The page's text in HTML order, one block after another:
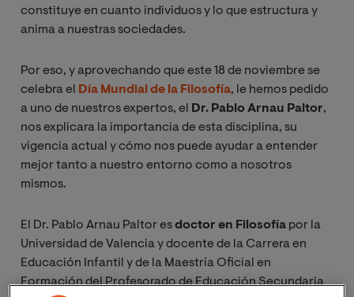
constituye en cuanto individuos y lo que estructura y
anima a nuestras sociedades.
Por eso, y aprovechando que este 18 de noviembre se
celebra el
Día Mundial de la Filosofía, le hemos pedido
a uno de nuestros expertos, el
Dr. Pablo Arnau Paltor,
nos explicara la importancia de esta disciplina, su
vigencia actual y cómo nos puede ayudar a entender
mejor tanto a nuestro entorno como a nosotros
mismos.
El Dr. Pablo Arnau Paltor esdoctor en Filosofía por la
Universidad de Valencia y docente de la Carrera en
Educación Infantil y de la Maestría Oficial en
Formación del Profesorado de Educación Secundaria